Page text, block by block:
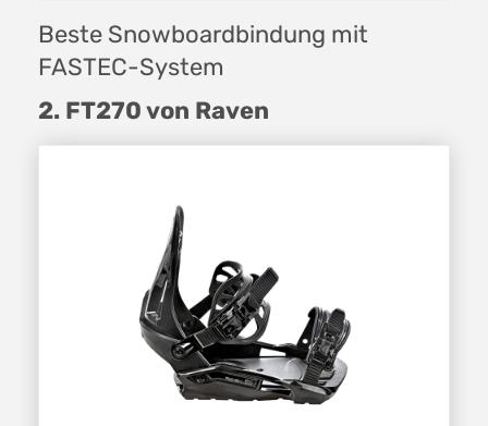
Beste Snowboardbindung mit
FASTEC-System
2. FT270 von Raven